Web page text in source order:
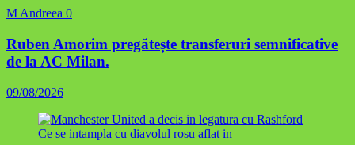
M Andreea 0
Ruben Amorim pregătește transferuri semnificative
de la AC Milan.
09/08/2026